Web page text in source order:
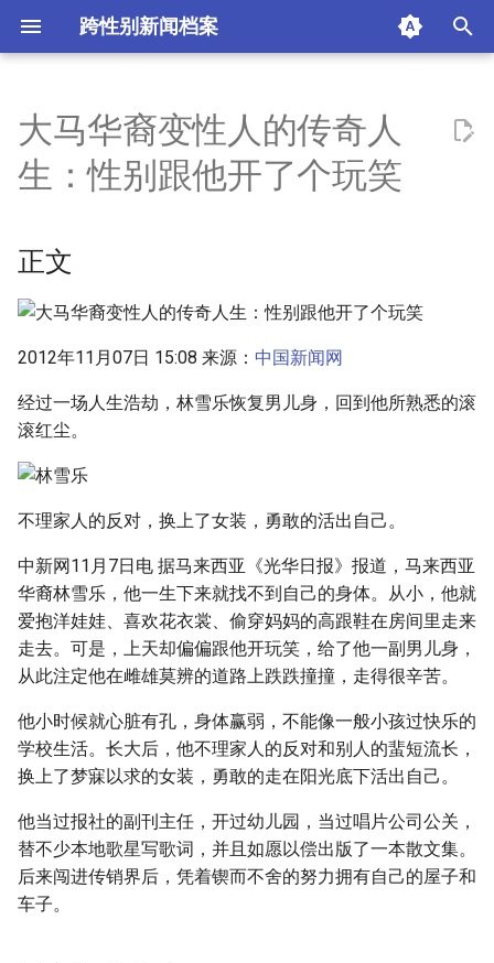
跨性别新闻档案
t
a
l
i
i
n
g
e
a
h
正文
恢复男儿身出家
변身手术不成 一生遗憾
摘要与附加信息
附加信息 [Processed Page
Metadata]
大马华裔变性人的传奇人
生：性别跟他开了个玩笑
正文
2012年11月07日 15:08 来源： 中国新闻网
经过一场人生浩劫，林雪乐恢复男儿身，回到他所熟悉的滚
滚红尘。
不理家人的反对，换上了女装，勇敢的活出自己。
中新网11月7日电 据马来西亚《光华日报》报道，马来西亚
华裔林雪乐，他一生下来就找不到自己的身体。从小，他就
爱抱洋娃娃、喜欢花衣裳、偷穿妈妈的高跟鞋在房间里走来
走去。可是，上天却偏偏跟他开玩笑，给了他一副男儿身，
从此注定他在雌雄莫辨的道路上跌跌撞撞，走得很辛苦。
他小时候就心脏有孔，身体赢弱，不能像一般小孩过快乐的
学校生活。长大后，他不理家人的反对和别人的蜚短流长，
换上了梦寐以求的女装，勇敢的走在阳光底下活出自己。
他当过报社的副刊主任，开过幼儿园，当过唱片公司公关，
替不少本地歌星写歌词，并且如愿以偿出版了一本散文集。
后来闯进传销界后，凭着锲而不舍的努力拥有自己的屋子和
车子。